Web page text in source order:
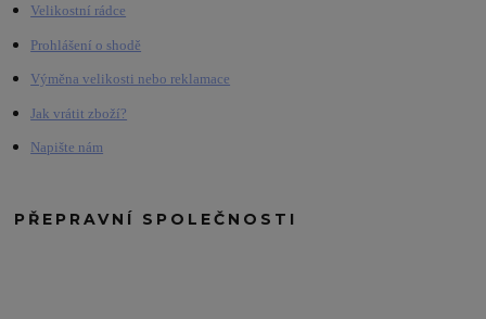
Velikostní rádce
Prohlášení o shodě
Výměna velikosti nebo reklamace
Jak vrátit zboží?
Napište nám
PŘEPRAVNÍ SPOLEČNOSTI